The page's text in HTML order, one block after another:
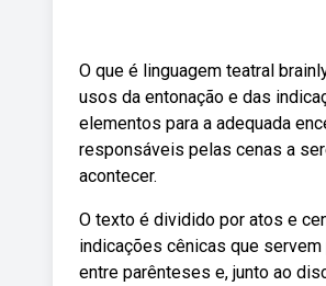
O que é linguagem teatral
usos da entonação e das
elementos para a adequada
responsáveis pelas cenas a
acontecer.
O texto é dividido por atos e
indicações cênicas que
entre parênteses e, junto ao